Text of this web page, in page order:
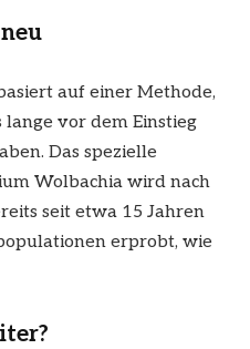
auf einer Methode,
vor dem Einstieg
Das spezielle
Wolbachia wird nach
seit etwa 15 Jahren
erprobt, wie